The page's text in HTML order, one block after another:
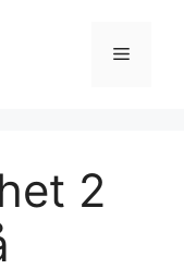
Meny
2